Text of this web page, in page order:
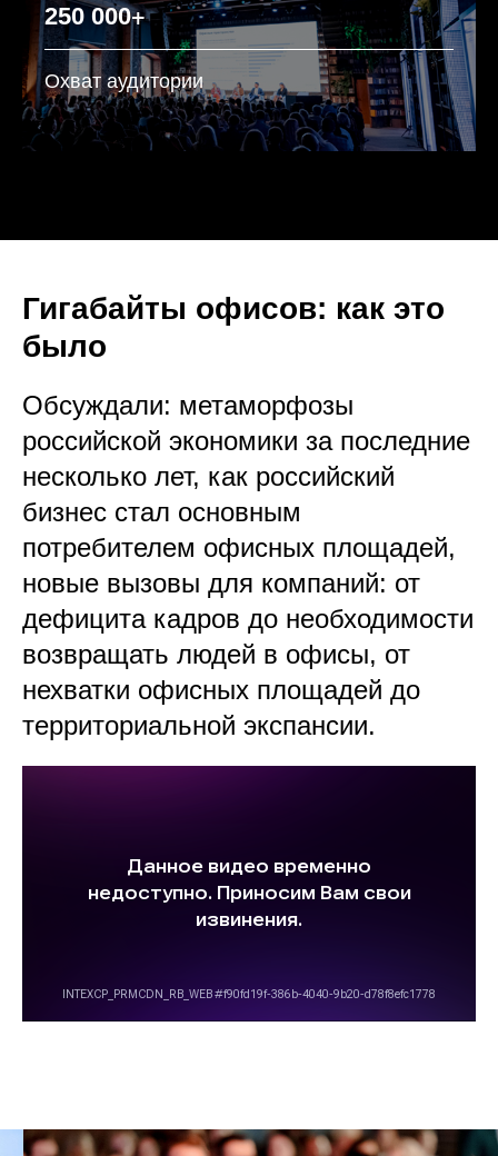
250 000+
Охват аудитории
Гигабайты офисов: как это
было
Обсуждали: метаморфозы
российской экономики за последние
несколько лет, как российский
бизнес стал основным
потребителем офисных площадей,
новые вызовы для компаний: от
дефицита кадров до необходимости
возвращать людей в офисы, от
нехватки офисных площадей до
территориальной экспансии.